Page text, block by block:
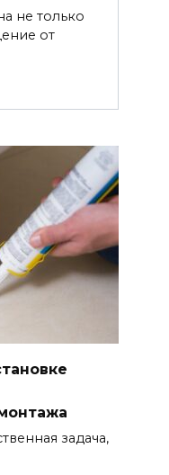
не только
от
задача,